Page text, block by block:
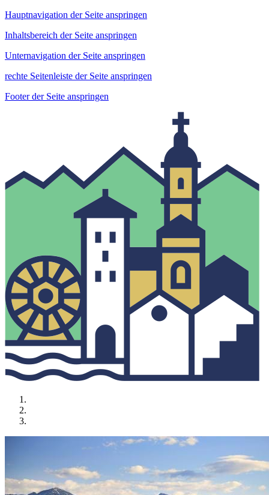
Hauptnavigation der Seite anspringen
Inhaltsbereich der Seite anspringen
Unternavigation der Seite anspringen
rechte Seitenleiste der Seite anspringen
Footer der Seite anspringen